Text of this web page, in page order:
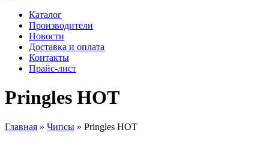
Каталог
Производители
Новости
Доставка и оплата
Контакты
Прайс-лист
Pringles HOT
Главная » Чипсы » Pringles HOT